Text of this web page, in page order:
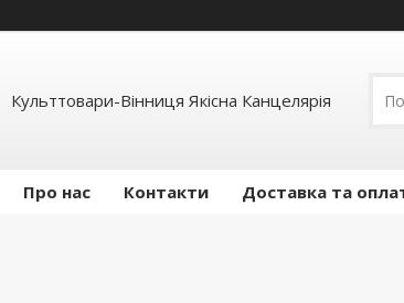
Культтовари-Вінниця Якісна Канцелярія
Про нас Контакти Доставка та